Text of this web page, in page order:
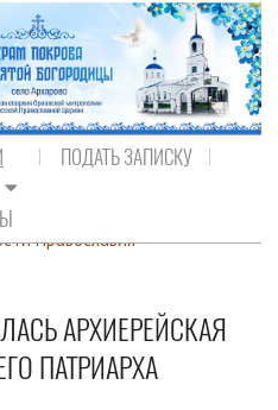
ПОДАТЬ ЗАПИСКУ
Православия
АРХИЕРЕЙСКАЯ
ПАТРИАРХА